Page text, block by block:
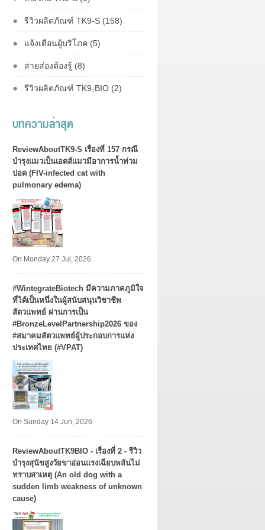
รีวิวผลิตภัณฑ์ TK9-S (158)
แจ้งเตือนผู้บริโภค (5)
สายส่องต้องรู้ (8)
รีวิวผลิตภัณฑ์ TK9-ฺBIO (2)
บทความล่าสุด
ReviewAboutTK9-S เรื่องที่ 157 กรณี
บำรุงแมวเป็นเอดส์แมวมีอาการน้ำท่วม
ปอด (FIV-infected cat with
pulmonary edema)
On Monday 27 Jul, 2026
#WintegrateBiotech มีความภาคภูมิใจ
ที่ได้เป็นหนึ่งในผู้สนับสนุนวิชาชีพ
สัตวแพทย์ ผ่านการเป็น
#BronzeLevelPartnership2026 ของ
#สมาคมสัตวแพทย์ผู้ประกอบการแห่ง
ประเทศไทย (#VPAT)
On Sunday 14 Jun, 2026
ReviewAboutTK9BIO - เรื่องที่ 2 - รีวิว
บำรุงสุนัขสูงวัยขาอ่อนแรงเฉียบพลันไม่
ทราบสาเหตุ (An old dog with a
sudden limb weakness of unknown
cause)